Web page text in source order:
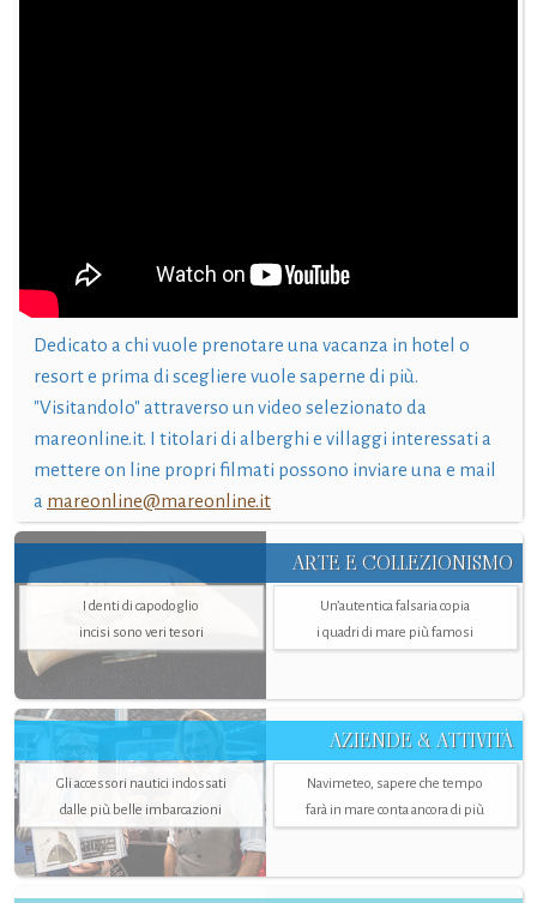
Dedicato a chi vuole prenotare una vacanza in hotel o
resort e prima di scegliere vuole saperne di più.
"Visitandolo" attraverso un video selezionato da
mareonline.it. I titolari di alberghi e villaggi interessati a
mettere on line propri filmati possono inviare una e mail
a mareonline@mareonline.it
ARTE E COLLEZIONISMO
I denti di capodoglio
incisi sono veri tesori
Un’autentica falsaria copia
i quadri di mare più famosi
AZIENDE & ATTIVITÀ
Gli accessori nautici indossati
dalle più belle imbarcazioni
Navimeteo, sapere che tempo
farà in mare conta ancora di più